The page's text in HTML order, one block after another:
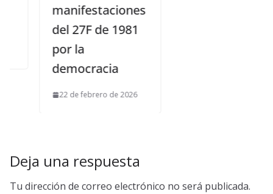
manifestaciones
del 27F de 1981
por la
democracia
22 de febrero de 2026
Deja una respuesta
Tu dirección de correo electrónico no será publicada.